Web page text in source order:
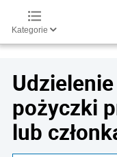
Kategorie
pożyczki
lub